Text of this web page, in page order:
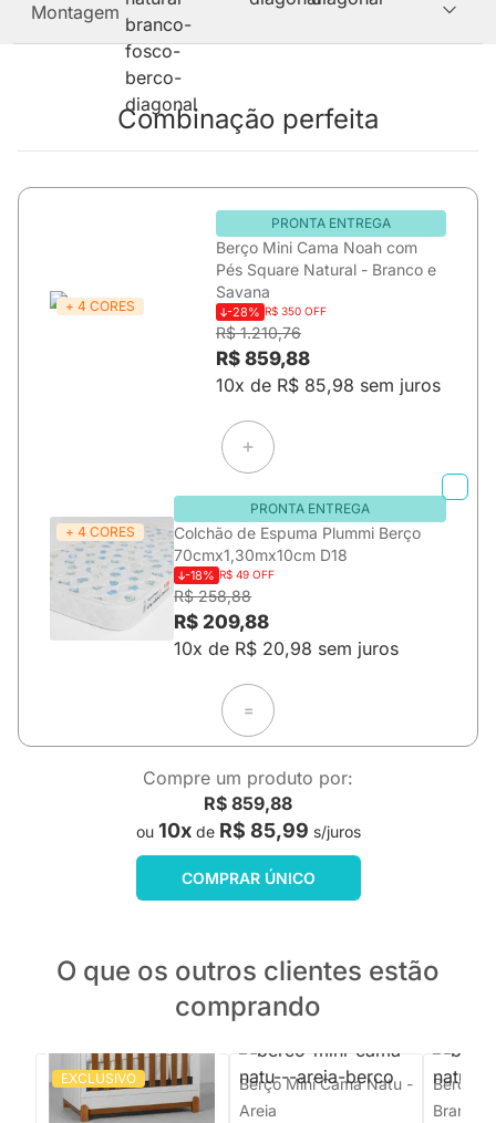
Montagem
Combinação perfeita
+ 4 CORES
PRONTA ENTREGA
Berço Mini Cama Noah com
Pés Square Natural - Branco e
Savana
-28% R$ 350 OFF
R$ 1.210,76
R$ 859,88
10x de R$ 85,98 sem juros
+ 4 CORES
PRONTA ENTREGA
Colchão de Espuma Plummi Berço
70cmx1,30mx10cm D18
-18% R$ 49 OFF
R$ 258,88
R$ 209,88
10x de R$ 20,98 sem juros
=
Compre um produto por:
R$ 859,88
ou 10xde R$ 85,99 s/juros
COMPRAR ÚNICO
O que os outros clientes estão
comprando
EXCLUSIVO
PRONTA ENTREGA
Berço Mini Cama Lotus
Berço Mini Cama Natu -
Areia
Berço
Branco